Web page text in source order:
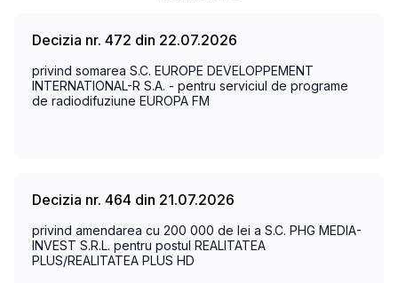
Decizia nr. 472 din 22.07.2026
privind somarea S.C. EUROPE DEVELOPPEMENT
INTERNATIONAL-R S.A. - pentru serviciul de programe
de radiodifuziune EUROPA FM
Decizia nr. 464 din 21.07.2026
privind amendarea cu 200 000 de lei a S.C. PHG MEDIA-
INVEST S.R.L. pentru postul REALITATEA
PLUS/REALITATEA PLUS HD